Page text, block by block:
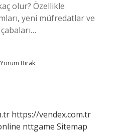
olur? Özellikle
yeni müfredatlar ve
Yorum Bırak
https://vendex.com.tr
nttgame Sitemap